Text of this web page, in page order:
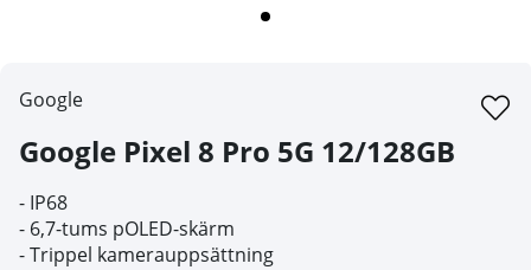
Google
Google Pixel 8 Pro 5G 12/128GB
- IP68
- 6,7-tums pOLED-skärm
- Trippel kamerauppsättning